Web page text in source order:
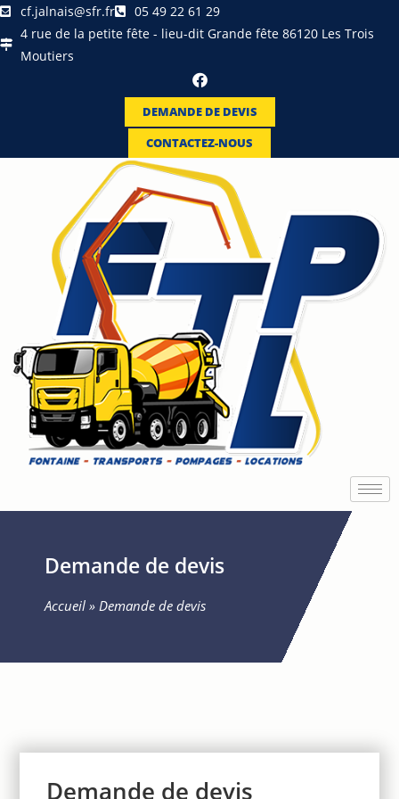
cf.jalnais@sfr.fr
05 49 22 61 29
4 rue de la petite fête - lieu-dit Grande fête 86120 Les Trois
Moutiers
DEMANDE DE DEVIS
CONTACTEZ-NOUS
Demande de devis
Accueil » Demande de devis
Demande de devis